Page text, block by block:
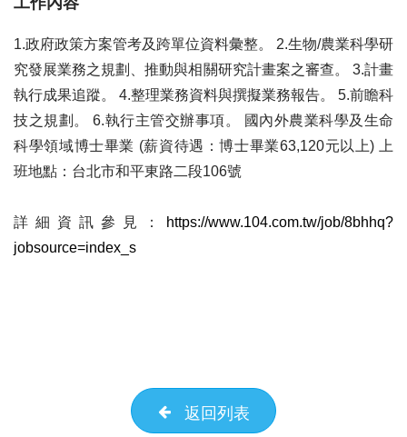
1.政府政策方案管考及跨單位資料彙整。 2.生物/農業科學研
究發展業務之規劃、推動與相關研究計畫案之審查。 3.計畫
執行成果追蹤。 4.整理業務資料與撰擬業務報告。 5.前瞻科
技之規劃。 6.執行主管交辦事項。 國內外農業科學及生命
科學領域博士畢業 (薪資待遇：博士畢業63,120元以上) 上
班地點：台北市和平東路二段106號
詳細資訊參見：
https://www.104.com.tw/job/8bhhq?
jobsource=index_s
返回列表